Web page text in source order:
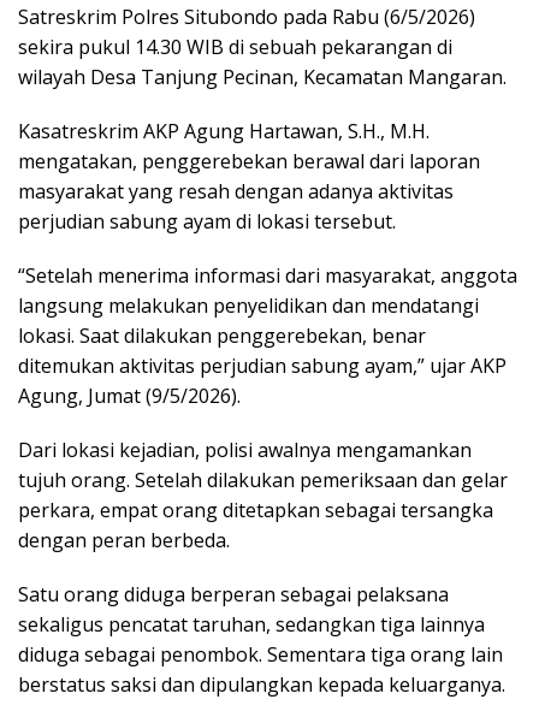
Satreskrim Polres Situbondo pada Rabu (6/5/2026)
sekira pukul 14.30 WIB di sebuah pekarangan di
wilayah Desa Tanjung Pecinan, Kecamatan Mangaran.
Kasatreskrim AKP Agung Hartawan, S.H., M.H.
mengatakan, penggerebekan berawal dari laporan
masyarakat yang resah dengan adanya aktivitas
perjudian sabung ayam di lokasi tersebut.
“Setelah menerima informasi dari masyarakat, anggota
langsung melakukan penyelidikan dan mendatangi
lokasi. Saat dilakukan penggerebekan, benar
ditemukan aktivitas perjudian sabung ayam,” ujar AKP
Agung, Jumat (9/5/2026).
Dari lokasi kejadian, polisi awalnya mengamankan
tujuh orang. Setelah dilakukan pemeriksaan dan gelar
perkara, empat orang ditetapkan sebagai tersangka
dengan peran berbeda.
Satu orang diduga berperan sebagai pelaksana
sekaligus pencatat taruhan, sedangkan tiga lainnya
diduga sebagai penombok. Sementara tiga orang lain
berstatus saksi dan dipulangkan kepada keluarganya.